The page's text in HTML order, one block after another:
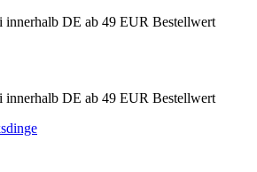
innerhalb DE ab 49 EUR Bestellwert
innerhalb DE ab 49 EUR Bestellwert